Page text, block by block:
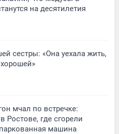
на десятилетия
сестры: «Она уехала жить,
мчал по встречке:
Ростове, где сгорели
машина